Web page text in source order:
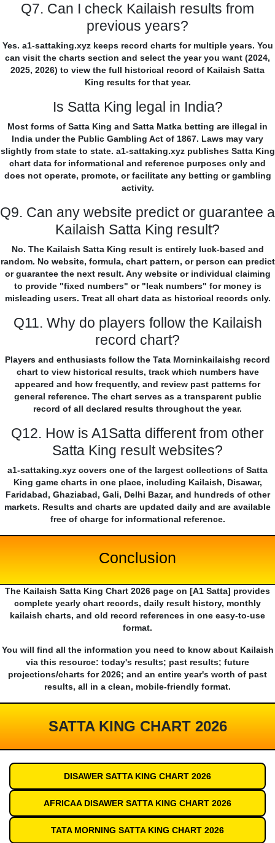
Q7. Can I check Kailaish results from
previous years?
Yes. a1-sattaking.xyz keeps record charts for multiple years. You
can visit the charts section and select the year you want (2024,
2025, 2026) to view the full historical record of Kailaish Satta
King results for that year.
Is Satta King legal in India?
Most forms of Satta King and Satta Matka betting are illegal in
India under the Public Gambling Act of 1867. Laws may vary
slightly from state to state. a1-sattaking.xyz publishes Satta King
chart data for informational and reference purposes only and
does not operate, promote, or facilitate any betting or gambling
activity.
Q9. Can any website predict or guarantee a
Kailaish Satta King result?
No. The Kailaish Satta King result is entirely luck-based and
random. No website, formula, chart pattern, or person can predict
or guarantee the next result. Any website or individual claiming
to provide "fixed numbers" or "leak numbers" for money is
misleading users. Treat all chart data as historical records only.
Q11. Why do players follow the Kailaish
record chart?
Players and enthusiasts follow the Tata Morninkailaishg record
chart to view historical results, track which numbers have
appeared and how frequently, and review past patterns for
general reference. The chart serves as a transparent public
record of all declared results throughout the year.
Q12. How is A1Satta different from other
Satta King result websites?
a1-sattaking.xyz covers one of the largest collections of Satta
King game charts in one place, including Kailaish, Disawar,
Faridabad, Ghaziabad, Gali, Delhi Bazar, and hundreds of other
markets. Results and charts are updated daily and are available
free of charge for informational reference.
Conclusion
The Kailaish Satta King Chart 2026 page on [A1 Satta] provides
complete yearly chart records, daily result history, monthly
kailaish charts, and old record references in one easy-to-use
format.
You will find all the information you need to know about Kailaish
via this resource: today's results; past results; future
projections/charts for 2026; and an entire year's worth of past
results, all in a clean, mobile-friendly format.
SATTA KING CHART 2026
DISAWER SATTA KING CHART 2026
AFRICAA DISAWER SATTA KING CHART 2026
TATA MORNING SATTA KING CHART 2026